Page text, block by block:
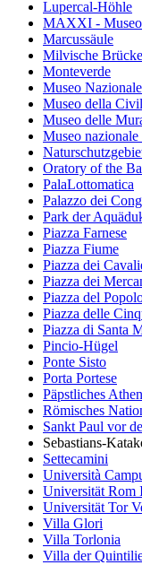
Lupercal-Höhle
MAXXI - Museo
Marcussäule
Milvische Brücke
Monteverde
Museo
Museo della
Museo delle
Museo
Oratory of the
PalaLottomatica
Palazzo dei
Park der
Piazza Farnese
Piazza Fiume
Piazza dei
Piazza dei
Piazza del
Piazza delle
Piazza di Santa
Pincio-Hügel
Ponte Sisto
Porta Portese
Päpstliches
Römisches
Sankt Paul vor
Sebastians-
Settecamini
Università
Universität Rom
Universität Tor
Villa Glori
Villa Torlonia
Villa der